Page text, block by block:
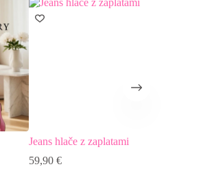
Jeans hlače z zaplatami
59,90€